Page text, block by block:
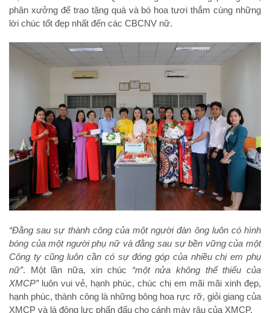
phân xưởng để trao tặng quà và bó hoa tươi thắm cùng những
lời chúc tốt đẹp nhất đến các CBCNV nữ.
“Đằng sau sự thành công của một người đàn ông luôn có hình
bóng của một người phụ nữ và đằng sau sự bền vững của một
Công ty cũng luôn cần có sự đóng góp của nhiều chị em phụ
nữ”. Một lần nữa, xin chúc “một nửa không thể thiếu của
XMCP”luôn vui vẻ, hạnh phúc, chúc chị em mãi mãi xinh đẹp,
hạnh phúc, thành công là những bông hoa rực rỡ, giỏi giang của
XMCP và là động lực phấn đấu cho cánh mày râu của XMCP.